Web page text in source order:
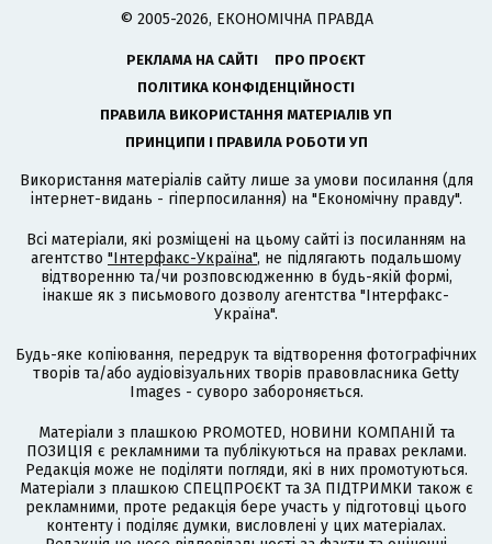
© 2005-2026, ЕКОНОМІЧНА ПРАВДА
РЕКЛАМА НА САЙТІ
ПРО ПРОЄКТ
ПОЛІТИКА КОНФІДЕНЦІЙНОСТІ
ПРАВИЛА ВИКОРИСТАННЯ МАТЕРІАЛІВ УП
ПРИНЦИПИ І ПРАВИЛА РОБОТИ УП
Використання матеріалів сайту лише за умови посилання (для
інтернет-видань - гіперпосилання) на "Економічну правду".
Всі матеріали, які розміщені на цьому сайті із посиланням на
агентство "Інтерфакс-Україна", не підлягають подальшому
відтворенню та/чи розповсюдженню в будь-якій формі,
інакше як з письмового дозволу агентства "Інтерфакс-
Україна".
Будь-яке копіювання, передрук та відтворення фотографічних
творів та/або аудіовізуальних творів правовласника Getty
Images - суворо забороняється.
Матеріали з плашкою PROMOTED, НОВИНИ КОМПАНІЙ та
ПОЗИЦІЯ є рекламними та публікуються на правах реклами.
Редакція може не поділяти погляди, які в них промотуються.
Матеріали з плашкою СПЕЦПРОЄКТ та ЗА ПІДТРИМКИ також є
рекламними, проте редакція бере участь у підготовці цього
контенту і поділяє думки, висловлені у цих матеріалах.